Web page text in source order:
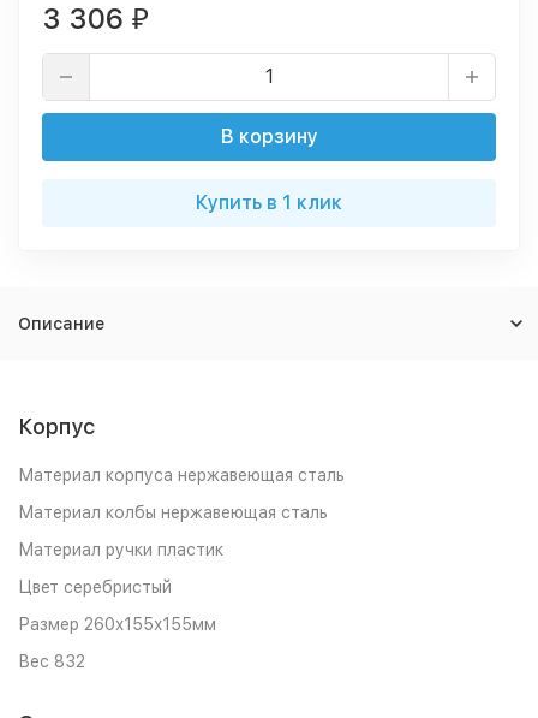
3 306 ₽
В корзину
Купить в 1 клик
Описание
Корпус
Материал корпуса нержавеющая сталь
Материал колбы нержавеющая сталь
Материал ручки пластик
Цвет серебристый
Размер 260x155x155мм
Вес 832